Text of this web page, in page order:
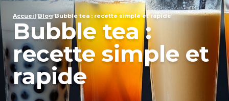
Accueil›Blog›Bubble tea : recette simple et rapide
Bubble tea :
recette simple et
rapide